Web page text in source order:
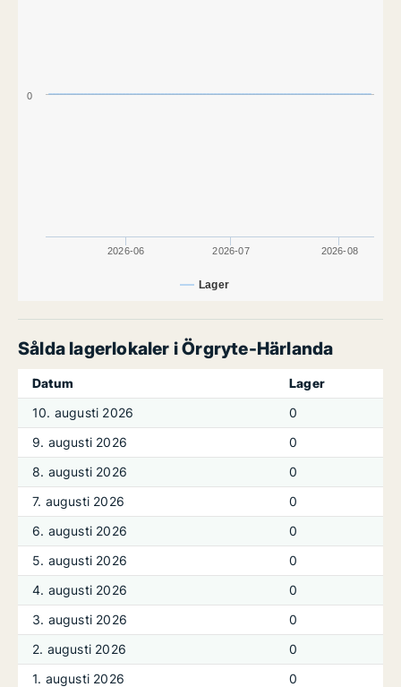
Lager
2026-06 2026-07 2026-08
0
Sålda lagerlokaler i Örgryte-Härlanda
Datum
Lager
10. augusti 2026
0
9. augusti 2026
0
8. augusti 2026
0
7. augusti 2026
0
6. augusti 2026
0
5. augusti 2026
0
4. augusti 2026
0
3. augusti 2026
0
2. augusti 2026
0
1. augusti 2026
0